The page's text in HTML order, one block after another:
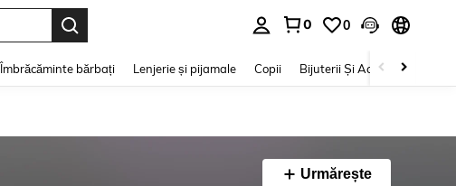
0 0
Îmbrăcăminte bărbați Lenjerie și pijamale Copii Bijuterii Și Accesorii
Urmărește